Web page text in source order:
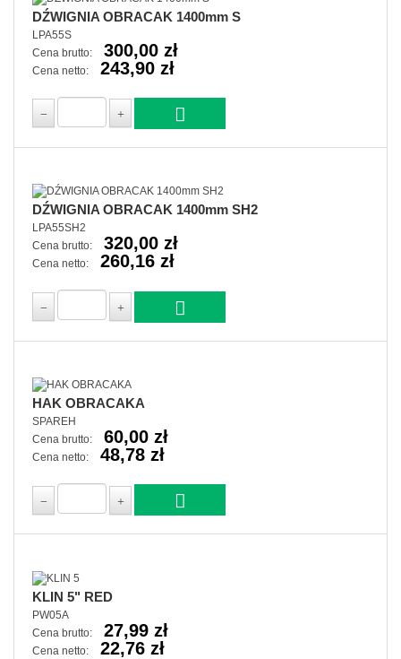
DŹWIGNIA OBRACAK 1400mm S
LPA55S
Cena brutto:
300,00 zł
Cena netto: 243,90 zł
DŹWIGNIA OBRACAK 1400mm SH2
LPA55SH2
Cena brutto:
320,00 zł
Cena netto: 260,16 zł
HAK OBRACAKA
SPAREH
Cena brutto:
60,00 zł
Cena netto: 48,78 zł
KLIN 5" RED
PW05A
Cena brutto:
27,99 zł
Cena netto: 22,76 zł